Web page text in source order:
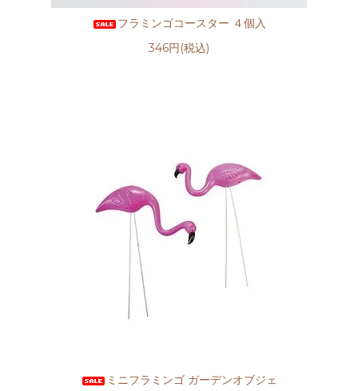
フラミンゴコースター ４個入
346円(税込)
ミニフラミンゴ ガーデンオブジェ